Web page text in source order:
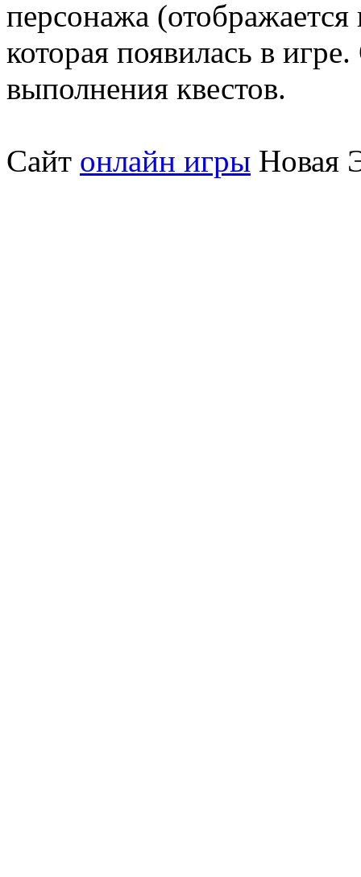
персонажа
которая появилась в
выполнения квестов.
Сайт онлайн игры Новая